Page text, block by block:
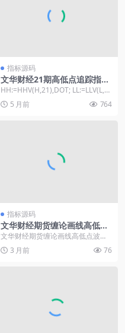
指标源码
文华财经21期高低点追踪指
标-多空判断支撑压力画线源码
HH:=HHV(H,21),DOT; LL:=LLV(L,2
1),DOT; HH...
5 月前 764
指标源码
文华财经期货缠论画线高低点
波浪指标源码
文华财经期货缠论画线高低点波浪
指标源码： 缠论线开关:=1; //笔中
枢开关 M...
3 月前 76